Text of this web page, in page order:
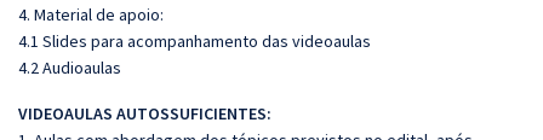
4. Material de apoio:
4.1 Slides para acompanhamento das videoaulas
4.2 Audioaulas
VIDEOAULAS AUTOSSUFICIENTES: